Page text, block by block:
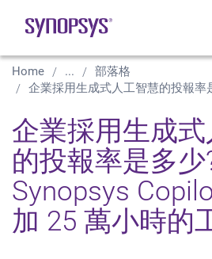
Home ...
部落格
企業採用生成式人工智慧的投報率
企業採用生成
的投報率是多少
Synopsys
加 25 萬小時的